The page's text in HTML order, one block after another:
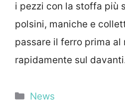
i pezzi con la stoffa più
polsini, maniche e
passare il ferro prima al
rapidamente sul
Categorie
News